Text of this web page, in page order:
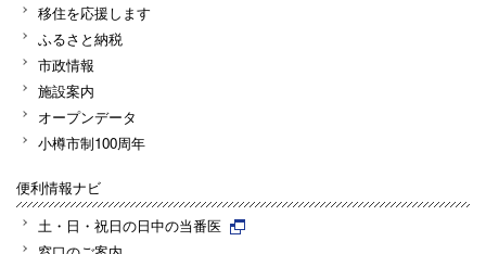
移住を応援します
ふるさと納税
市政情報
施設案内
オープンデータ
小樽市制100周年
便利情報ナビ
土・日・祝日の日中の当番医